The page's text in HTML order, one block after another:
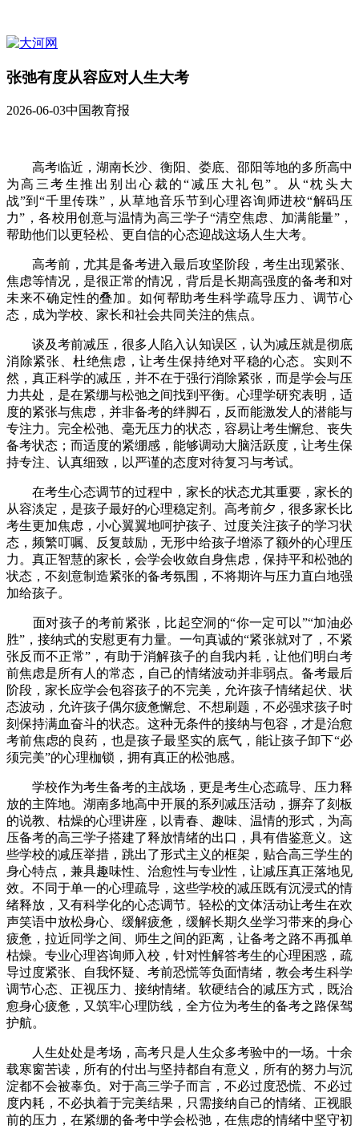
张弛有度从容应对人生大考
2026-06-03中国教育报
高考临近，湖南长沙、衡阳、娄底、邵阳等地的多所高中
为高三考生推出别出心裁的“减压大礼包”。从“枕头大
战”到“千里传珠”，从草地音乐节到心理咨询师进校“解码压
力”，各校用创意与温情为高三学子“清空焦虑、加满能量”，
帮助他们以更轻松、更自信的心态迎战这场人生大考。
高考前，尤其是备考进入最后攻坚阶段，考生出现紧张、
焦虑等情况，是很正常的情况，背后是长期高强度的备考和对
未来不确定性的叠加。如何帮助考生科学疏导压力、调节心
态，成为学校、家长和社会共同关注的焦点。
谈及考前减压，很多人陷入认知误区，认为减压就是彻底
消除紧张、杜绝焦虑，让考生保持绝对平稳的心态。实则不
然，真正科学的减压，并不在于强行消除紧张，而是学会与压
力共处，是在紧绷与松弛之间找到平衡。心理学研究表明，适
度的紧张与焦虑，并非备考的绊脚石，反而能激发人的潜能与
专注力。完全松弛、毫无压力的状态，容易让考生懈怠、丧失
备考状态；而适度的紧绷感，能够调动大脑活跃度，让考生保
持专注、认真细致，以严谨的态度对待复习与考试。
在考生心态调节的过程中，家长的状态尤其重要，家长的
从容淡定，是孩子最好的心理稳定剂。高考前夕，很多家长比
考生更加焦虑，小心翼翼地呵护孩子、过度关注孩子的学习状
态，频繁叮嘱、反复鼓励，无形中给孩子增添了额外的心理压
力。真正智慧的家长，会学会收敛自身焦虑，保持平和松弛的
状态，不刻意制造紧张的备考氛围，不将期许与压力直白地强
加给孩子。
面对孩子的考前紧张，比起空洞的“你一定可以”“加油必
胜”，接纳式的安慰更有力量。一句真诚的“紧张就对了，不紧
张反而不正常”，有助于消解孩子的自我内耗，让他们明白考
前焦虑是所有人的常态，自己的情绪波动并非弱点。备考最后
阶段，家长应学会包容孩子的不完美，允许孩子情绪起伏、状
态波动，允许孩子偶尔疲惫懈怠、不想刷题，不必强求孩子时
刻保持满血奋斗的状态。这种无条件的接纳与包容，才是治愈
考前焦虑的良药，也是孩子最坚实的底气，能让孩子卸下“必
须完美”的心理枷锁，拥有真正的松弛感。
学校作为考生备考的主战场，更是考生心态疏导、压力释
放的主阵地。湖南多地高中开展的系列减压活动，摒弃了刻板
的说教、枯燥的心理讲座，以青春、趣味、温情的形式，为高
压备考的高三学子搭建了释放情绪的出口，具有借鉴意义。这
些学校的减压举措，跳出了形式主义的框架，贴合高三学生的
身心特点，兼具趣味性、治愈性与专业性，让减压真正落地见
效。不同于单一的心理疏导，这些学校的减压既有沉浸式的情
绪释放，又有科学化的心态调节。轻松的文体活动让考生在欢
声笑语中放松身心、缓解疲惫，缓解长期久坐学习带来的身心
疲惫，拉近同学之间、师生之间的距离，让备考之路不再孤单
枯燥。专业心理咨询师入校，针对性解答考生的心理困惑，疏
导过度紧张、自我怀疑、考前恐慌等负面情绪，教会考生科学
调节心态、正视压力、接纳情绪。软硬结合的减压方式，既治
愈身心疲惫，又筑牢心理防线，全方位为考生的备考之路保驾
护航。
人生处处是考场，高考只是人生众多考验中的一场。十余
载寒窗苦读，所有的付出与坚持都自有意义，所有的努力与沉
淀都不会被辜负。对于高三学子而言，不必过度恐慌、不必过
度内耗，不必执着于完美结果，只需接纳自己的情绪、正视眼
前的压力，在紧绷的备考中学会松弛，在焦虑的情绪中坚守初